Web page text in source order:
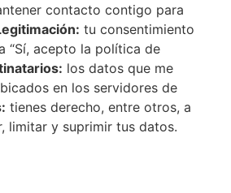
contacto contigo para
tu consentimiento
“Sí, acepto la política de
los datos que me
en los servidores de
tienes derecho, entre otros, a
limitar y suprimir tus datos.